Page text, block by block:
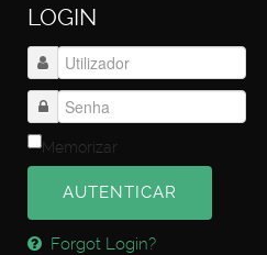
LOGIN
Memorizar
AUTENTICAR
Forgot Login?